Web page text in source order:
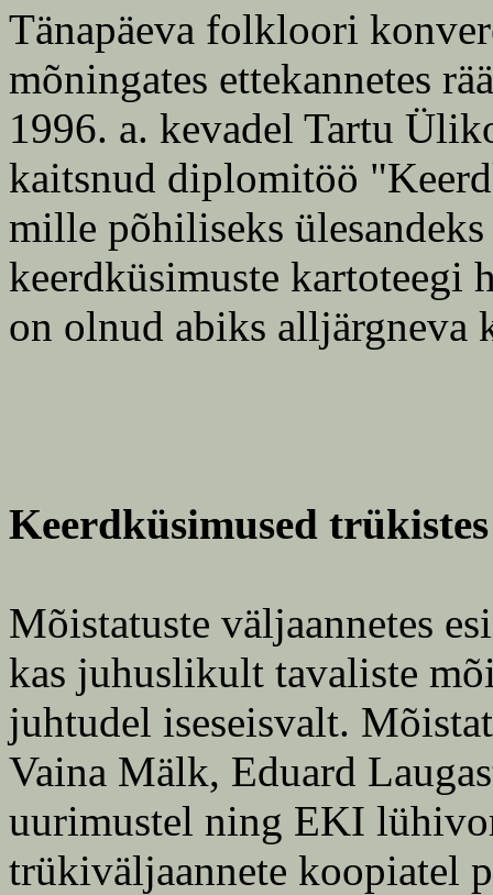
Tänapäeva folkloori
mõningates ettekannetes
1996. a. kevadel Tartu
kaitsnud diplomitöö
mille põhiliseks
keerdküsimuste kartoteegi
on olnud abiks alljärgneva
Keerdküsimused trükistes
Mõistatuste väljaannetes
kas juhuslikult tavaliste
juhtudel iseseisvalt.
Vaina Mälk, Eduard
uurimustel ning EKI
trükiväljaannete koopiatel